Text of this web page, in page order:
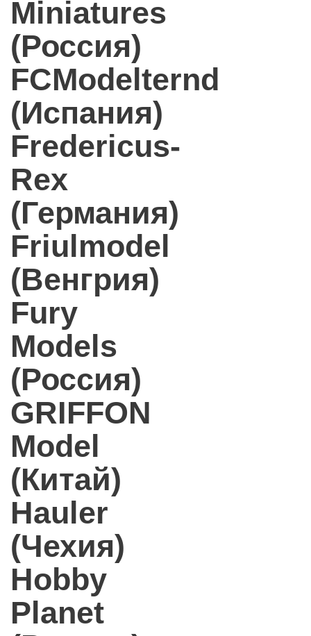
Miniatures
(Россия)
FCModelternd
(Испания)
Fredericus-
Rex
(Германия)
Friulmodel
(Венгрия)
Fury
Models
(Россия)
GRIFFON
Model
(Китай)
Hauler
(Чехия)
Hobby
Planet